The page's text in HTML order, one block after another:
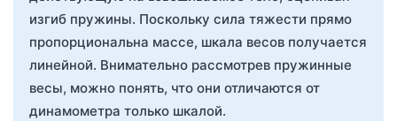
изгиб пружины. Поскольку сила тяжести прямо
пропорциональна массе, шкала весов получается
линейной. Внимательно рассмотрев пружинные
весы, можно понять, что они отличаются от
динамометра только шкалой.